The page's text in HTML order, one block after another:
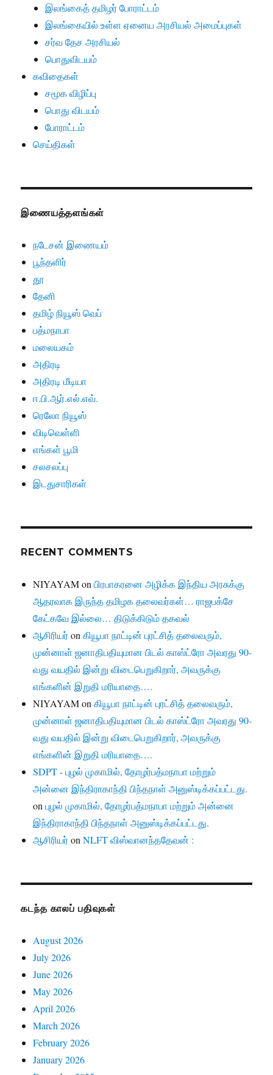
இலங்கைத் தமிழர் போராட்டம்
இலங்கையில் உள்ள ஏனைய அரசியல் அமைப்புகள்
சர்வ தேச அரசியல்
பொதுவிடயம்
கவிதைகள்
சமூக விழிப்பு
பொது விடயம்
போராட்டம்
செய்திகள்
இணையத்தளங்கள்
நடேசன் இணையம்
பூந்தளிர்
தூ
தேனி
தமிழ் நியூஸ் வெப்
பத்மநாபா
மலையகம்
அதிரடி
அதிரடி மீடியா
ஈ.பி.ஆர்.எல்.எவ்.
ரெலோ நியூஸ்
விடிவெள்ளி
எங்கள் பூமி
சலசலப்பு
இடதுசாரிகள்
RECENT COMMENTS
NIYAYAMonபிரபாகரனை அழிக்க இந்திய அரசுக்கு
ஆதரவாக இருந்த தமிழக தலைவர்கள்… ராஜபக்சே
கேட்கவே இல்லை… திடுக்கிடும் தகவல்
ஆசிரியர்onகியூபா நாட்டின் புரட்சித் தலைவரும்,
முன்னாள் ஜனாதிபதியுமான பிடல் காஸ்ட்ரோ அவரது 90-
வது வயதில் இன்று விடைபெறுகிறார், அவருக்கு
எங்களின் இறுதி மரியாதை….
NIYAYAMonகியூபா நாட்டின் புரட்சித் தலைவரும்,
முன்னாள் ஜனாதிபதியுமான பிடல் காஸ்ட்ரோ அவரது 90-
வது வயதில் இன்று விடைபெறுகிறார், அவருக்கு
எங்களின் இறுதி மரியாதை….
SDPT - புழல் முகாமில், தோழர்பத்மநாபா மற்றும்
அன்னை இந்திராகாந்தி பிந்தநாள் அனுஸ்டிக்கப்பட்டது.
onபுழல் முகாமில், தோழர்பத்மநாபா மற்றும் அன்னை
இந்திராகாந்தி பிந்தநாள் அனுஸ்டிக்கப்பட்டது.
ஆசிரியர்onNLFT விஸ்வானந்ததேவன் :
கடந்த காலப் பதிவுகள்
August 2026
July 2026
June 2026
May 2026
April 2026
March 2026
February 2026
January 2026